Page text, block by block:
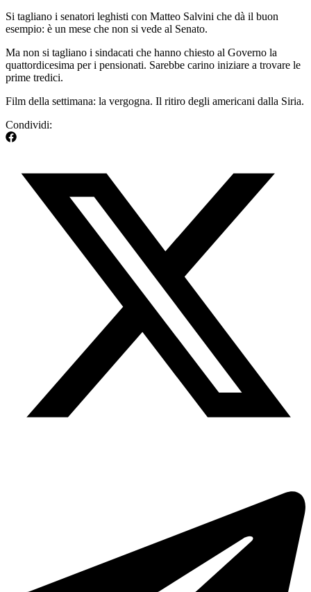
Si tagliano i senatori leghisti con Matteo Salvini che dà il buon
esempio: è un mese che non si vede al Senato.
Ma non si tagliano i sindacati che hanno chiesto al Governo la
quattordicesima per i pensionati. Sarebbe carino iniziare a trovare le
prime tredici.
Film della settimana: la vergogna. Il ritiro degli americani dalla Siria.
Condividi: